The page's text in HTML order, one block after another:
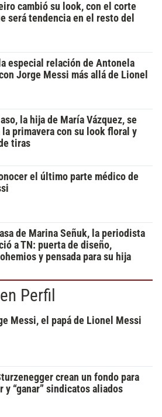
cambió su look, con el corte
será tendencia en el resto del
especial relación de Antonela
Jorge Messi más allá de Lionel
la hija de María Vázquez, se
la primavera con su look floral y
tiras
el último parte médico de
de Marina Señuk, la periodista
a TN: puerta de diseño,
y pensada para su hija
Perfil
Messi, el papá de Lionel Messi
crean un fondo para
y “ganar” sindicatos aliados